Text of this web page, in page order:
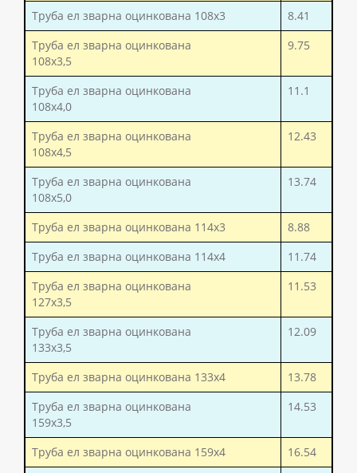
Труба ел зварна оцинкована 108x3
8.41
Труба ел зварна оцинкована
108x3,5
9.75
Труба ел зварна оцинкована
108x4,0
11.1
Труба ел зварна оцинкована
108x4,5
12.43
Труба ел зварна оцинкована
108x5,0
13.74
Труба ел зварна оцинкована 114x3
8.88
Труба ел зварна оцинкована 114x4
11.74
Труба ел зварна оцинкована
127x3,5
11.53
Труба ел зварна оцинкована
133x3,5
12.09
Труба ел зварна оцинкована 133x4
13.78
Труба ел зварна оцинкована
159x3,5
14.53
Труба ел зварна оцинкована 159x4
16.54